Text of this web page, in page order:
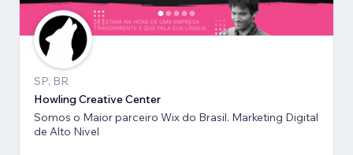
SP, BR
Howling Creative Center
Somos o Maior parceiro Wix do Brasil. Marketing Digital
de Alto Nivel